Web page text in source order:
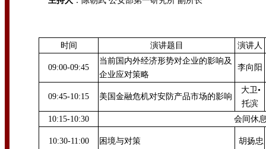
时间 演讲题目 演讲人
09:00-09:45
当前国内外经济形势对企业的影响及
企业应对策略
李向阳
09:45-10:15 美国金融危机对安防产品市场的影响
大卫•
托滨
10:15-10:30
会间休
10:30-11:00 困境与对策 胡扬忠